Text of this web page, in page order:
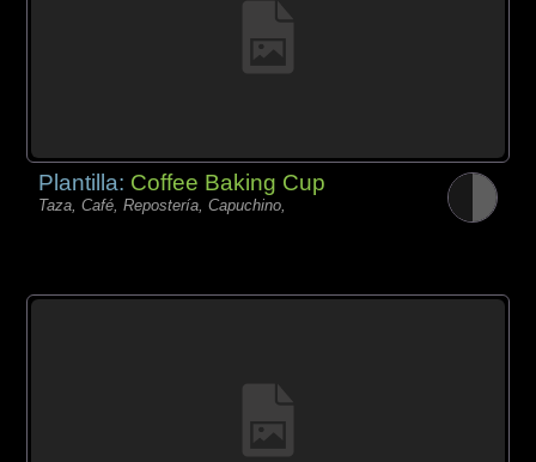
Plantilla: Coffee Baking Cup
Taza, Café, Repostería, Capuchino,